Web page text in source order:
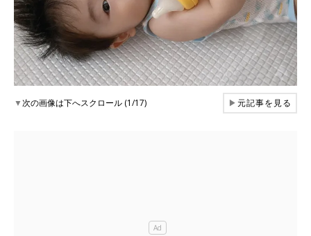
▼次の画像は下へスクロール (1/17) ▶元記事を見る